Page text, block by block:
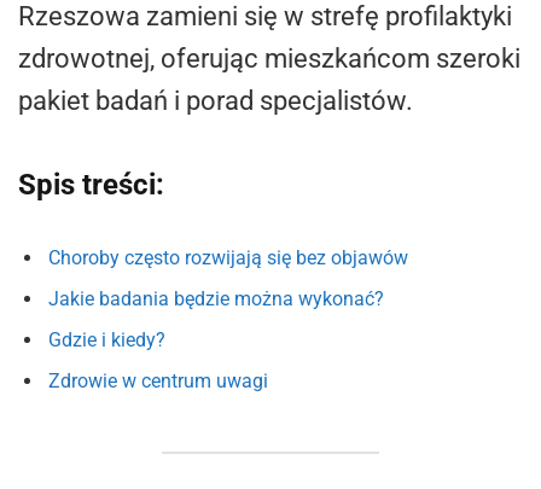
Rzeszowa zamieni się w strefę profilaktyki
zdrowotnej, oferując mieszkańcom szeroki
pakiet badań i porad specjalistów.
Spis treści:
Choroby często rozwijają się bez objawów
Jakie badania będzie można wykonać?
Gdzie i kiedy?
Zdrowie w centrum uwagi